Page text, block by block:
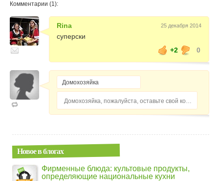
Комментарии (1):
Rina 25 декабря 2014
суперски
+2
0
Домохозяйка, пожалуйста, оставьте свой комментарий...
Новое в блогах
Фирменные блюда: культовые продукты,
определяющие национальные кухни